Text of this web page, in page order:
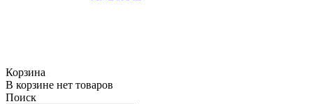
Корзина
В корзине нет товаров
Поиск